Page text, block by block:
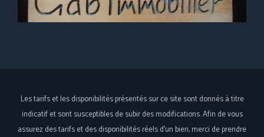
Les tarifs et les disponibilités présentés sur ce site sont donnés à titre
indicatif et sont susceptibles de subir des modifications. Afin de vous
assurez des tarifs et des disponibilités réels d'un bien, merci de prendre